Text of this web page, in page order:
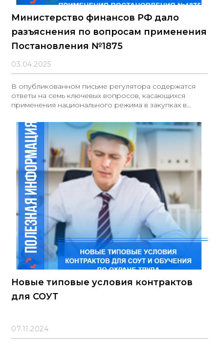
Министерство финансов РФ дало
разъяснения по вопросам применения
Постановления №1875
03.04.2025
В опубликованном письме регулятора содержатся
ответы на семь ключевых вопросов, касающихся
применения национального режима в закупках в
Российской Федерации от 23 декабря 2024 года №
1875. Основные положения письма: 1) Постановление
№ 1875 не охватывает вопросы, связанные с расчетом
начальной максимальной цены контракта (НМЦК)
заказчиком, включая значения цен, указанные в
подпункте «и» пункта 5 данного Постановления
Новые типовые условия контрактов
для СОУТ
07.11.2024